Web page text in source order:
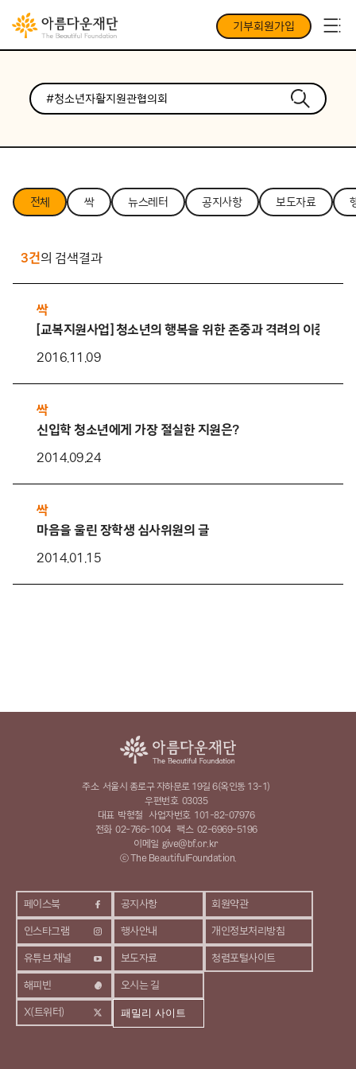
기부회원가입
전체 싹 뉴스레터 공지사항 보도자료
3건의 검색결과
싹
[교복지원사업] 청소년의 행복을 위한 존중과 격려의 이중주 –
2016.11.09
싹
신입학 청소년에게 가장 절실한 지원은?
2014.09.24
싹
마음을 울린 장학생 심사위원의 글
2014.01.15
페이스북
인스타그램
유튜브 채널
해피빈
X(트위터)
공지사항
행사안내
보도자료
오시는 길
회원약관
개인정보처리방침
청렴포털사이트
주소 서울시 종로구 자하문로 19길 6(옥인동 13-1)
우편번호 03035
대표 박형철 사업자번호 101-82-07976
전화 02-766-1004 팩스 02-6969-5196
이메일 give@bf.or.kr
ⓒ The BeautifulFoundation.